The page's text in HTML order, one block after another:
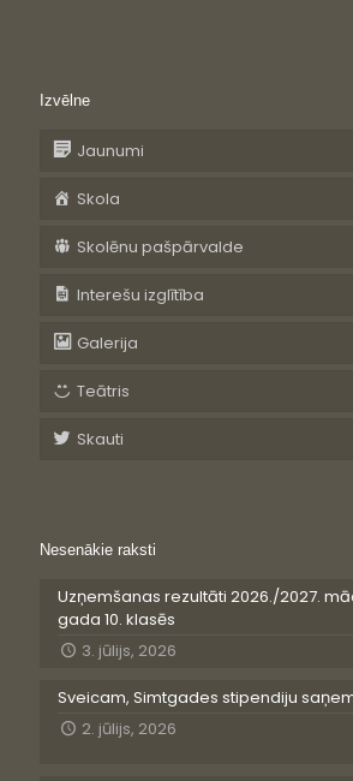
Izvēlne
Jaunumi
Skola
Skolēnu pašpārvalde
Interešu izglītība
Galerija
Teātris
Skauti
Nesenākie raksti
Uzņemšanas rezultāti 2026./2027.
gada 10. klasēs
3. jūlijs, 2026
Sveicam, Simtgades stipendiju
2. jūlijs, 2026